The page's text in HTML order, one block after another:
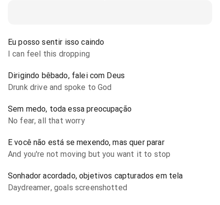
Eu posso sentir isso caindo
I can feel this dropping
Dirigindo bêbado, falei com Deus
Drunk drive and spoke to God
Sem medo, toda essa preocupação
No fear, all that worry
E você não está se mexendo, mas quer parar
And you're not moving but you want it to stop
Sonhador acordado, objetivos capturados em tela
Daydreamer, goals screenshotted